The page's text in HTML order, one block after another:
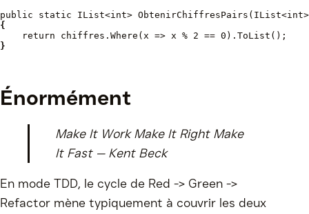
public static IList<int>
{
return chiffres.Where(x => x % 2 == 0).ToList();
}
Énormément
Make It Work Make It Right Make
It Fast — Kent Beck
En mode TDD, le cycle de Red -> Green ->
Refactor mène typiquement à couvrir les deux